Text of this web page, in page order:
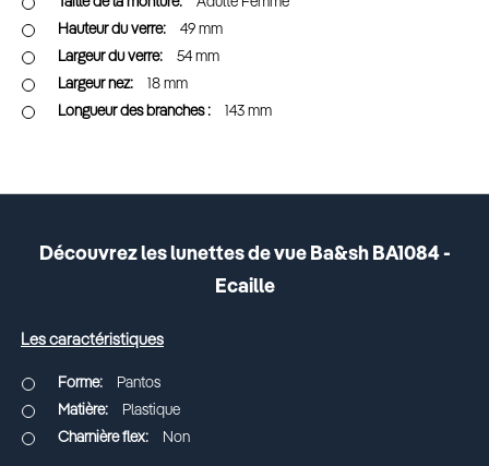
49 mm
54 mm
18 mm
143 mm
Découvrez les lunettes de vue Ba&sh BA1084 -
Ecaille
Les caractéristiques
Pantos
Plastique
Non